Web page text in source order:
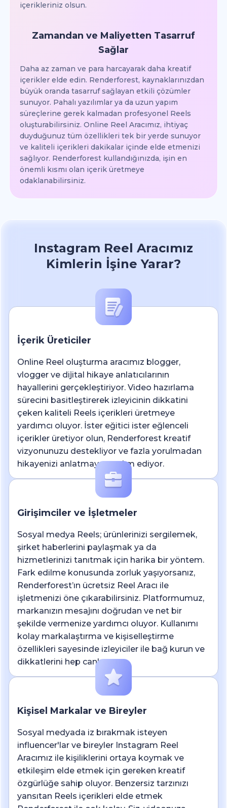
içerikleriniz olsun.
Zamandan ve Maliyetten Tasarruf
Sağlar
Daha az zaman ve para harcayarak daha kreatif
içerikler elde edin. Renderforest, kaynaklarınızdan
büyük oranda tasarruf sağlayan etkili çözümler
sunuyor. Pahalı yazılımlar ya da uzun yapım
süreçlerine gerek kalmadan profesyonel Reels
oluşturabilirsiniz. Online Reel Aracımız, ihtiyaç
duyduğunuz tüm özellikleri tek bir yerde sunuyor
ve kaliteli içerikleri dakikalar içinde elde etmenizi
sağlıyor. Renderforest kullandığınızda, işin en
önemli kısmı olan içerik üretmeye
odaklanabilirsiniz.
Instagram Reel Aracımız
Kimlerin İşine Yarar?
İçerik Üreticiler
Online Reel oluşturma aracımız blogger,
vlogger ve dijital hikaye anlatıcılarının
hayallerini gerçekleştiriyor. Video hazırlama
sürecini basitleştirerek izleyicinin dikkatini
çeken kaliteli Reels içerikleri üretmeye
yardımcı oluyor. İster eğitici ister eğlenceli
içerikler üretiyor olun, Renderforest kreatif
vizyonunuzu destekliyor ve fazla yorulmadan
hikayenizi anlatmaya yardım ediyor.
Girişimciler ve İşletmeler
Sosyal medya Reels; ürünlerinizi sergilemek,
şirket haberlerini paylaşmak ya da
hizmetlerinizi tanıtmak için harika bir yöntem.
Fark edilme konusunda zorluk yaşıyorsanız,
Renderforest’ın ücretsiz Reel Aracı ile
işletmenizi öne çıkarabilirsiniz. Platformumuz,
markanızın mesajını doğrudan ve net bir
şekilde vermenize yardımcı oluyor. Kullanımı
kolay markalaştırma ve kişiselleştirme
özellikleri sayesinde izleyiciler ile bağ kurun ve
dikkatlerini hep canlı tutun.
Kişisel Markalar ve Bireyler
Sosyal medyada iz bırakmak isteyen
influencer'lar ve bireyler Instagram Reel
Aracımız ile kişiliklerini ortaya koymak ve
etkileşim elde etmek için gereken kreatif
özgürlüğe sahip oluyor. Benzersiz tarzınızı
yansıtan Reels içerikleri elde etmek